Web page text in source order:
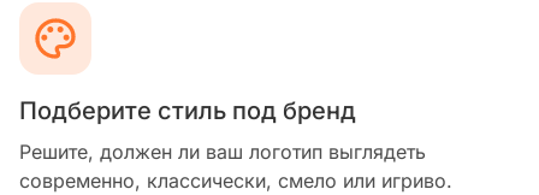
Подберите стиль под бренд
Решите, должен ли ваш логотип выглядеть
современно, классически, смело или игриво.